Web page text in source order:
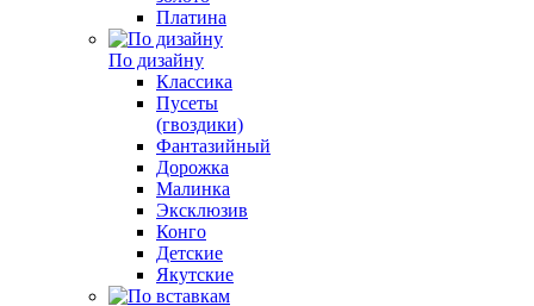
Платина
По дизайну
Классика
Пусеты
(гвоздики)
Фантазийный
Дорожка
Малинка
Эксклюзив
Конго
Детские
Якутские